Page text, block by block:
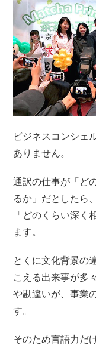
ビジネスコンシェ
ありません。
通訳の仕事が「ど
るか」だとしたら
「どのくらい深
ます。
とくに文化背景の
こえる出来事が多
や勘違いが、事業
す。
そのため言語力だ